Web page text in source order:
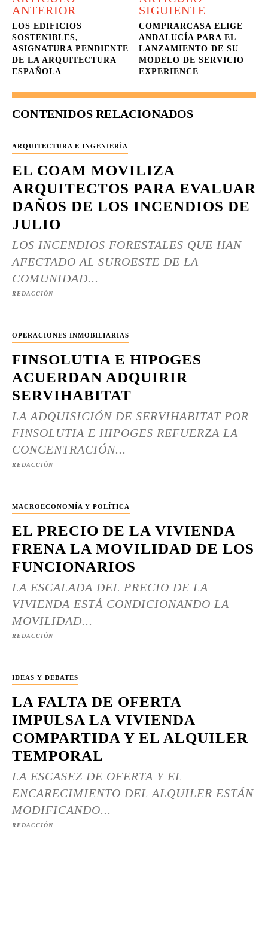
ANTERIOR
LOS EDIFICIOS
SOSTENIBLES,
ASIGNATURA PENDIENTE
DE LA ARQUITECTURA
ESPAÑOLA
SIGUIENTE
COMPRARCASA ELIGE
ANDALUCÍA PARA EL
LANZAMIENTO DE SU
MODELO DE SERVICIO
EXPERIENCE
CONTENIDOS RELACIONADOS
ARQUITECTURA E INGENIERÍA
EL COAM MOVILIZA
ARQUITECTOS PARA EVALUAR
DAÑOS DE LOS INCENDIOS DE
JULIO
LOS INCENDIOS FORESTALES QUE HAN
AFECTADO AL SUROESTE DE LA
COMUNIDAD...
REDACCIÓN
OPERACIONES INMOBILIARIAS
FINSOLUTIA E HIPOGES
ACUERDAN ADQUIRIR
SERVIHABITAT
LA ADQUISICIÓN DE SERVIHABITAT POR
FINSOLUTIA E HIPOGES REFUERZA LA
CONCENTRACIÓN...
REDACCIÓN
MACROECONOMÍA Y POLÍTICA
EL PRECIO DE LA VIVIENDA
FRENA LA MOVILIDAD DE LOS
FUNCIONARIOS
LA ESCALADA DEL PRECIO DE LA
VIVIENDA ESTÁ CONDICIONANDO LA
MOVILIDAD...
REDACCIÓN
IDEAS Y DEBATES
LA FALTA DE OFERTA
IMPULSA LA VIVIENDA
COMPARTIDA Y EL ALQUILER
TEMPORAL
LA ESCASEZ DE OFERTA Y EL
ENCARECIMIENTO DEL ALQUILER ESTÁN
MODIFICANDO...
REDACCIÓN